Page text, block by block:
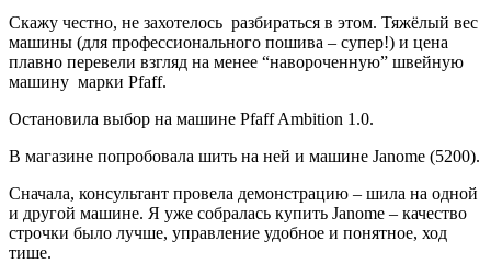
Скажу честно, не захотелось разбираться в этом. Тяжёлый вес
машины (для профессионального пошива – супер!) и цена
плавно перевели взгляд на менее “навороченную” швейную
машину марки Pfaff.
Остановила выбор на машине Pfaff Ambition 1.0.
В магазине попробовала шить на ней и машине Janome (5200).
Сначала, консультант провела демонстрацию – шила на одной
и другой машине. Я уже собралась купить Janome – качество
строчки было лучше, управление удобное и понятное, ход
тише.